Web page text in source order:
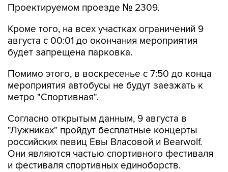
Проектируемом проезде № 2309.
Кроме того, на всех участках ограничений 9
августа с 00:01 до окончания мероприятия
будет запрещена парковка.
Помимо этого, в воскресенье с 7:50 до конца
мероприятия автобусы не будут заезжать к
метро "Спортивная".
Согласно открытым данным, 9 августа в
"Лужниках" пройдут бесплатные концерты
российских певиц Евы Власовой и Bearwolf.
Они являются частью спортивного фестиваля
и фестиваля спортивных единоборств.